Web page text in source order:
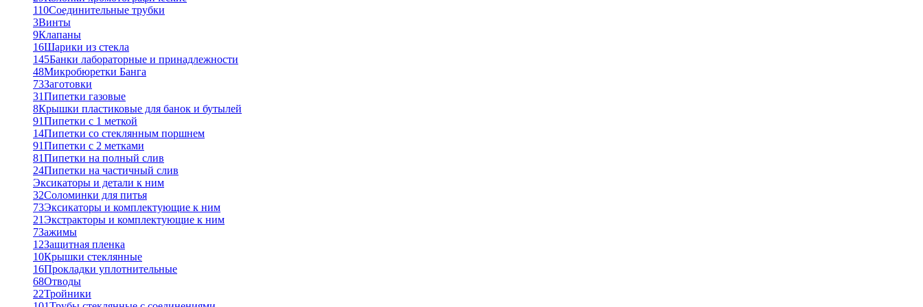
110Соединительные трубки
3Винты
9Клапаны
16Шарики из стекла
145Банки лабораторные и принадлежности
48Микробюретки Банга
73Заготовки
31Пипетки газовые
8Крышки пластиковые для банок и бутылей
91Пипетки с 1 меткой
14Пипетки со стеклянным поршнем
91Пипетки с 2 метками
81Пипетки на полный слив
24Пипетки на частичный слив
Эксикаторы и детали к ним
32Соломинки для питья
73Эксикаторы и комплектующие к ним
21Экстракторы и комплектующие к ним
7Зажимы
12Защитная пленка
10Крышки стеклянные
16Прокладки уплотнительные
68Отводы
22Тройники